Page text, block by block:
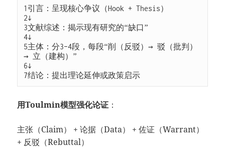
1
2
3
4
5主体：分3–4段，每段“削（反驳）→ 驳（批判）
6
7结论：提出理论延伸或政策启示
用Toulmin模型强化论证 ：
主张（Claim） + 论据（Data） + 佐证（Warrant）
+ 反驳（Rebuttal）